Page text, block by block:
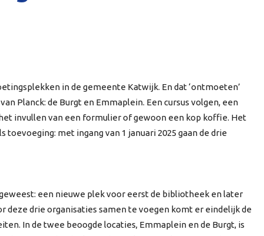
in de gemeente Katwijk. En dat ‘ontmoeten’
Planck: de Burgt en Emmaplein. Een cursus volgen, een
invullen van een formulier of gewoon een kop koffie. Het
toevoeging: met ingang van 1 januari 2025 gaan de drie
een nieuwe plek voor eerst de bibliotheek en later
deze drie organisaties samen te voegen komt er eindelijk de
In de twee beoogde locaties, Emmaplein en de Burgt, is